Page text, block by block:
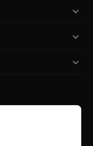


